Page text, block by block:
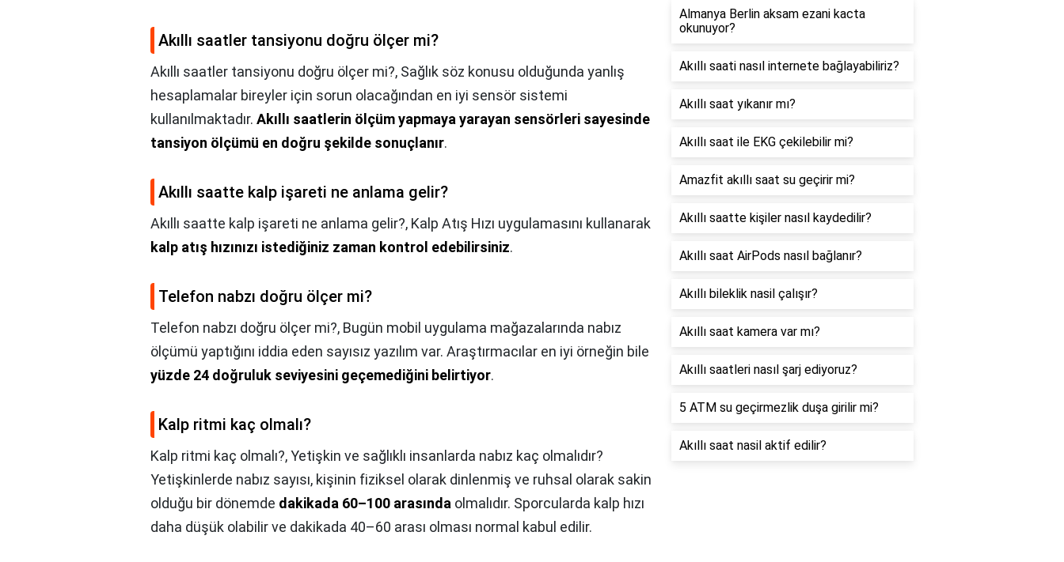
Akıllı saatler tansiyonu doğru ölçer mi?
Akıllı saatler tansiyonu doğru ölçer mi?, Sağlık söz konusu olduğunda yanlış
hesaplamalar bireyler için sorun olacağından en iyi sensör sistemi
kullanılmaktadır. Akıllı saatlerin ölçüm yapmaya yarayan sensörleri sayesinde
tansiyon ölçümü en doğru şekilde sonuçlanır.
Akıllı saatte kalp işareti ne anlama gelir?
Akıllı saatte kalp işareti ne anlama gelir?, Kalp Atış Hızı uygulamasını kullanarak
kalp atış hızınızı istediğiniz zaman kontrol edebilirsiniz.
Telefon nabzı doğru ölçer mi?
Telefon nabzı doğru ölçer mi?, Bugün mobil uygulama mağazalarında nabız
ölçümü yaptığını iddia eden sayısız yazılım var. Araştırmacılar en iyi örneğin bile
yüzde 24 doğruluk seviyesini geçemediğini belirtiyor.
Kalp ritmi kaç olmalı?
Kalp ritmi kaç olmalı?,Yetişkin ve sağlıklı insanlarda nabız kaç olmalıdır?
Yetişkinlerde nabız sayısı, kişinin fiziksel olarak dinlenmiş ve ruhsal olarak sakin
olduğu bir dönemde dakikada 60–100 arasında olmalıdır. Sporcularda kalp hızı
daha düşük olabilir ve dakikada 40–60 arası olması normal kabul edilir.
Almanya Berlin aksam ezani kacta
okunuyor?
Akıllı saati nasıl internete bağlayabiliriz?
Akıllı saat yıkanır mı?
Akıllı saat ile EKG çekilebilir mi?
Amazfit akıllı saat su geçirir mi?
Akıllı saatte kişiler nasıl kaydedilir?
Akıllı saat AirPods nasıl bağlanır?
Akıllı bileklik nasil çalışır?
Akıllı saat kamera var mı?
Akıllı saatleri nasıl şarj ediyoruz?
5 ATM su geçirmezlik duşa girilir mi?
Akıllı saat nasil aktif edilir?